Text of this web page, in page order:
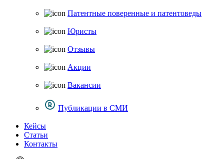
Патентные поверенные и патентоведы
Юристы
Отзывы
Акции
Вакансии
Публикации в СМИ
Кейсы
Статьи
Контакты